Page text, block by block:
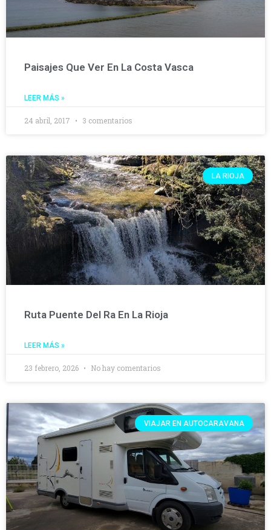
Paisajes Que Ver En La Costa Vasca
LEER MÁS »
24 abril, 2017 3 comentarios
LA RIOJA
Ruta Puente Del Ra En La Rioja
LEER MÁS »
23 febrero, 2026 No hay comentarios
VIAJAR EN AUTOCARAVANA